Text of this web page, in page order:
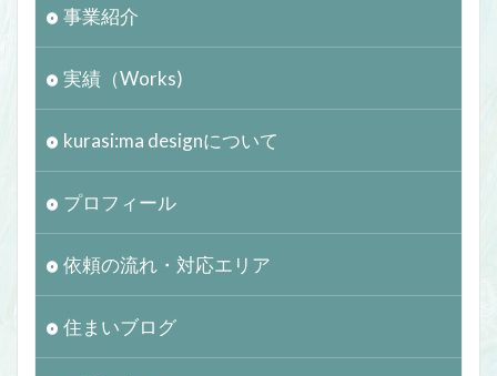
事業紹介
実績（Works)
kurasi:ma designについて
プロフィール
依頼の流れ・対応エリア
住まいブログ